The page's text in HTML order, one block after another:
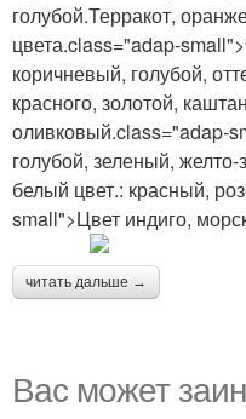
голубой.Терракот,
цвета.class="adap-
коричневый, голубой,
красного, золотой,
оливковый.class="adap-
голубой, зеленый,
белый цвет.: красный,
small">Цвет индиго,
читать дальше →
Вас может